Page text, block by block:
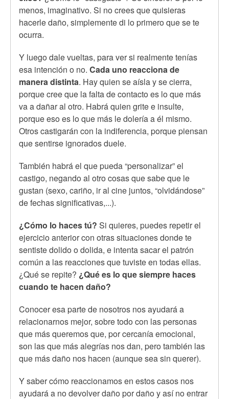
menos, imaginativo. Si no crees que quisieras
hacerle daño, simplemente di lo primero que se te
ocurra.
Y luego dale vueltas, para ver si realmente tenías
esa intención o no. Cada uno reacciona de
manera distinta. Hay quien se aísla y se cierra,
porque cree que la falta de contacto es lo que más
va a dañar al otro. Habrá quien grite e insulte,
porque eso es lo que más le dolería a él mismo.
Otros castigarán con la indiferencia, porque piensan
que sentirse ignorados duele.
También habrá el que pueda “personalizar” el
castigo, negando al otro cosas que sabe que le
gustan (sexo, cariño, ir al cine juntos, “olvidándose”
de fechas significativas,...).
¿Cómo lo haces tú? Si quieres, puedes repetir el
ejercicio anterior con otras situaciones donde te
sentiste dolido o dolida, e intenta sacar el patrón
común a las reacciones que tuviste en todas ellas.
¿Qué se repite? ¿Qué es lo que siempre haces
cuando te hacen daño?
Conocer esa parte de nosotros nos ayudará a
relacionarnos mejor, sobre todo con las personas
que más queremos que, por cercanía emocional,
son las que más alegrías nos dan, pero también las
que más daño nos hacen (aunque sea sin querer).
Y saber cómo reaccionamos en estos casos nos
ayudará a no devolver daño por daño y así no entrar